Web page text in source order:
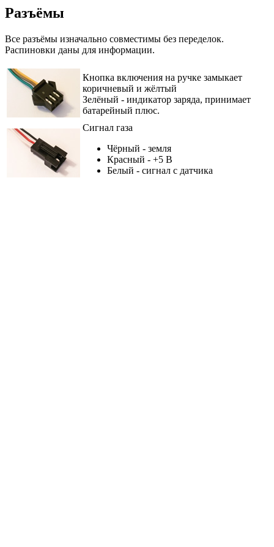
Разъёмы
Все разъёмы изначально совместимы без переделок.
Распиновки даны для информации.
Кнопка включения на ручке замыкает
коричневый и жёлтый
Зелёный - индикатор заряда, принимает
батарейный плюс.
Сигнал газа
Чёрный - земля
Красный - +5 В
Белый - сигнал с датчика